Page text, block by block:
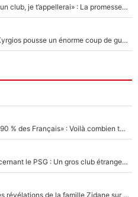
Mercato - OM - «Dès que je prends un club, je t’appellerai» : La promesse de Marcelino au moment de claquer la porte
Victime de racisme contre Murray, Kyrgios pousse un énorme coup de gueule !
«C'est un beau salaire par rapport à 90 % des Français» : Voilà combien touchait Nelson Monfort sur France Télévisions avant de rejoindre CNews
Ferran Torres a pris sa décision concernant le PSG : Un gros club étranger prêt à relancer le feuilleton pour la signature du champion du monde 2026 !
«Il est très heureux et impatient» : Les révélations de la famille Zidane sur sa prise de pouvoir en équipe de France !